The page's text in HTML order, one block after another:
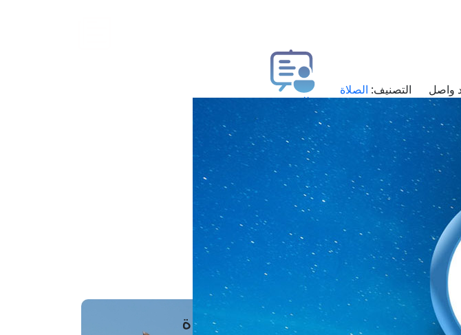
واصل التصنيف: الصلاة
طلب فتوى
استعلام عن فتوى
حجز موعد
الفتوى الهاتفية
مَواقِيتُ الصَّـــلاة